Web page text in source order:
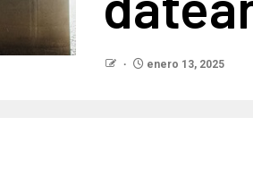
enero 13, 2025